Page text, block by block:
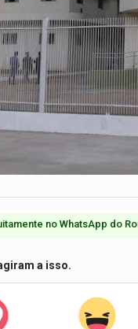
no WhatsApp do
a isso.